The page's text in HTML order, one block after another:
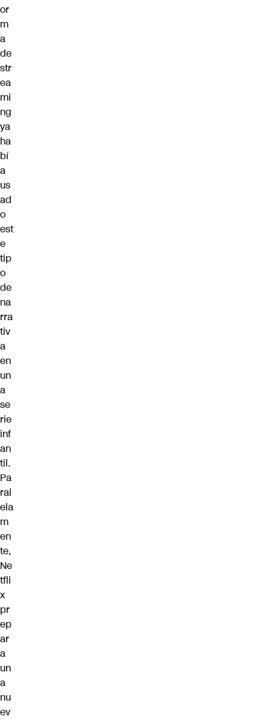
or
m
a
de
str
ea
mi
ng
ya
ha
bí
a
us
ad
o
est
e
tip
o
de
na
rra
tiv
a
en
un
a
se
rie
inf
an
til.
Pa
ral
ela
m
en
te,
Ne
tfli
x
pr
ep
ar
a
un
a
nu
ev